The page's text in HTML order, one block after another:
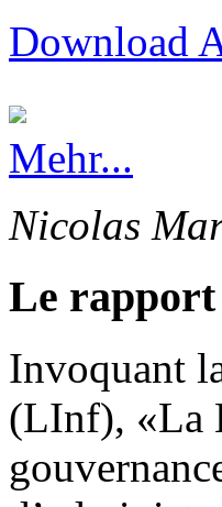
Download
Mehr...
Nicolas
Le rapport
Invoquant
(LInf), «La